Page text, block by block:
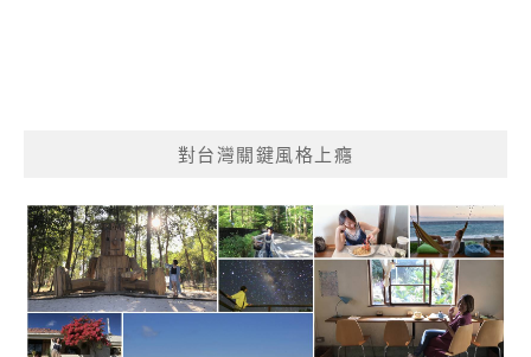
對台灣關鍵風格上癮